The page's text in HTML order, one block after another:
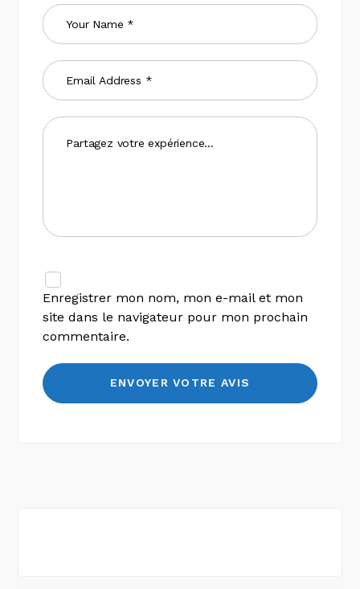
Enregistrer mon nom, mon e-mail et mon
site dans le navigateur pour mon prochain
commentaire.